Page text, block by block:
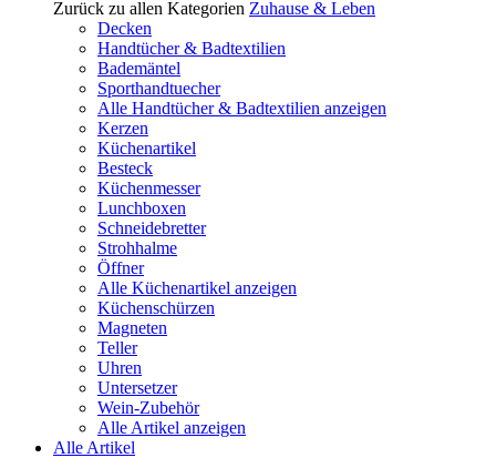
Zurück zu allen Kategorien Zuhause & Leben
Decken
Handtücher & Badtextilien
Bademäntel
Sporthandtuecher
Alle Handtücher & Badtextilien anzeigen
Kerzen
Küchenartikel
Besteck
Küchenmesser
Lunchboxen
Schneidebretter
Strohhalme
Öffner
Alle Küchenartikel anzeigen
Küchenschürzen
Magneten
Teller
Uhren
Untersetzer
Wein-Zubehör
Alle Artikel anzeigen
Alle Artikel